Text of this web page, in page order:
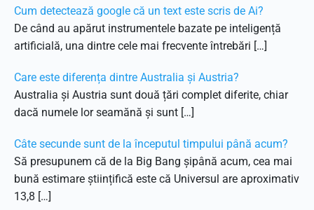
Cum detectează google că un text este scris de Ai?
De când au apărut instrumentele bazate pe inteligență
artificială, una dintre cele mai frecvente întrebări […]
Care este diferența dintre Australia și Austria?
Australia și Austria sunt două țări complet diferite, chiar
dacă numele lor seamănă și sunt […]
Câte secunde sunt de la începutul timpului până acum?
Să presupunem că de la Big Bang șipână acum, cea mai
bună estimare științifică este că Universul are aproximativ
13,8 […]